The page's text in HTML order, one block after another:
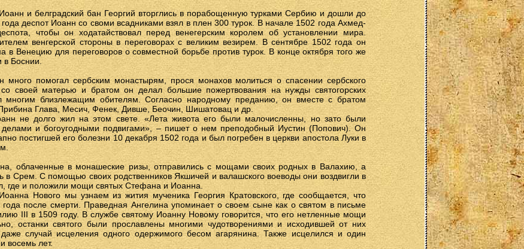
и белградский бан Георгий вторглись в порабощенную турками Сербию и дошли до
деспот Иоанн со своми всадниками взял в плен 300 турок. В начале 1502 года Ахмед-
чтобы он ходатайствовал перед венегерским королем об установлении мира.
венгерской стороны в переговорах с великим везирем. В сентябре 1502 года он
в Венецию для переговоров о совместной борьбе против турок. В конце октября того же
в Боснии.
много помогал сербским монастырям, прося монахов молиться о спасении сербского
своей матерью и братом он делал большие пожертвования на нужды святогорских
многим близлежащим обителям. Согласно народному преданию, он вместе с братом
Глава, Месич, Фенек, Дивше, Беочин, Шишатовац и др.
не долго жил на этом свете. «Лета живота его были малочисленны, но зато были
и богоугодными подвигами», – пишет о нем преподобный Иустин (Попович). Он
постигшей его болезни 10 декабря 1502 года и был погребен в церкви апостола Луки в
облаченные в монашеские ризы, отправились с мощами своих родных в Валахию, а
в Срем. С помощью своих родственников Якшичей и валашского воеводы они воздвигли в
где и положили мощи святых Стефана и Иоанна.
Нового мы узнаем из жития мученика Георгия Кратовского, где сообщается, что
после смерти. Праведная Ангелина упоминает о своем сыне как о святом в письме
III в 1509 году. В службе святому Иоанну Новому говорится, что его нетленные мощи
останки святого были прославлены многими чудотворениями и исходившей от них
даже случай исцеления одного одержимого бесом агарянина. Также исцелился и один
восемь лет.